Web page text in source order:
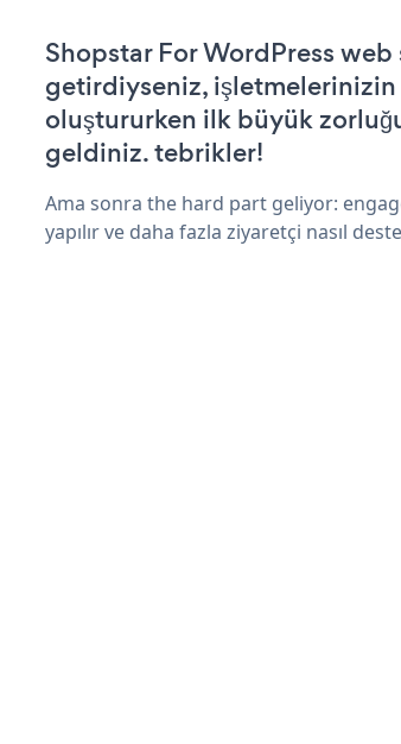
Shopstar For WordPress web
getirdiyseniz, işletmelerinizin
oluştururken ilk büyük
geldiniz. tebrikler!
Ama sonra the hard part geliyor:
yapılır ve daha fazla ziyaretçi nasıl